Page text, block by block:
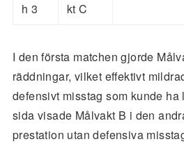
h 3
kt C
I den första matchen gjorde
räddningar, vilket effektivt
defensivt misstag som kunde
sida visade Målvakt B i den
prestation utan defensiva